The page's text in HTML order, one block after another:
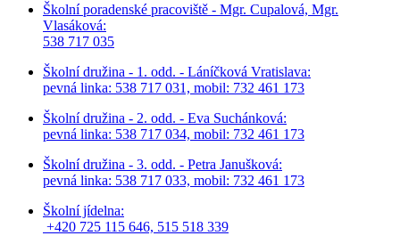
Školní poradenské pracoviště - Mgr. Cupalová, Mgr.
Vlasáková:
538 717 035
Školní družina - 1. odd. - Láníčková Vratislava:
pevná linka: 538 717 031, mobil: 732 461 173
Školní družina - 2. odd. - Eva Suchánková:
pevná linka: 538 717 034, mobil: 732 461 173
Školní družina - 3. odd. - Petra Janušková:
pevná linka: 538 717 033, mobil: 732 461 173
Školní jídelna:
+420 725 115 646, 515 518 339